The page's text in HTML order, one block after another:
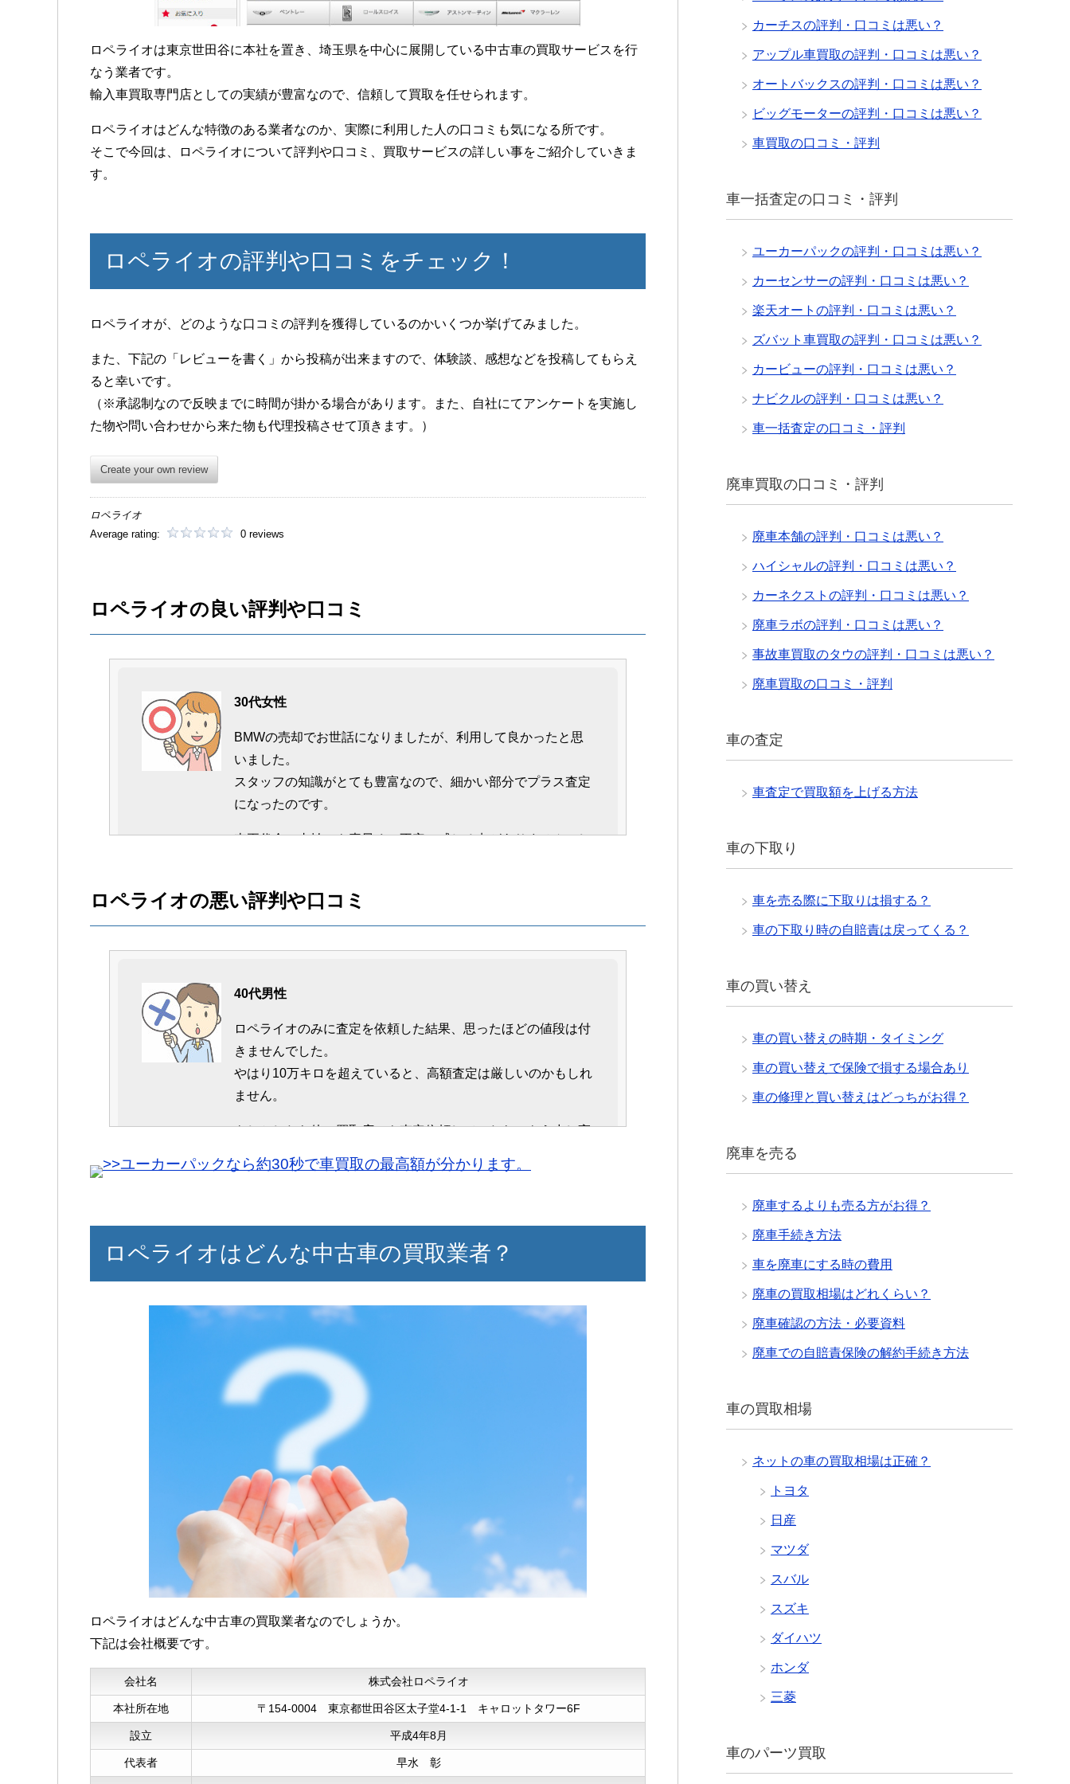
ロペライオは東京世田谷に本社を置き、埼玉県を中心に展開している中古車の買取サービスを行
なう業者です。
輸入車買取専門店としての実績が豊富なので、信頼して買取を任せられます。
ロペライオはどんな特徴のある業者なのか、実際に利用した人の口コミも気になる所です。
そこで今回は、ロペライオについて評判や口コミ、買取サービスの詳しい事をご紹介していきま
す。
ロペライオの評判や口コミをチェック！
ロペライオが、どのような口コミの評判を獲得しているのかいくつか挙げてみました。
また、下記の「レビューを書く」から投稿が出来ますので、体験談、感想などを投稿してもらえ
ると幸いです。
（※承認制なので反映までに時間が掛かる場合があります。また、自社にてアンケートを実施し
た物や問い合わせから来た物も代理投稿させて頂きます。）
Create your own review
ロペライオ
Average rating:
0 reviews
ロペライオの良い評判や口コミ
30代女性
BMWの売却でお世話になりましたが、利用して良かったと思
いました。
スタッフの知識がとても豊富なので、細かい部分でプラス査定
になったのです。
車両代金の支払いも素早く、不安に感じる点がありませんでし
イントだと思います。
40代男性
希少価値の高いグレードやオプションなどにも知識があるの
で、プラス査定をしてもらえました。
高級輸入車でも全く問題なく対応してもらえたので、信頼出来
る買取店だと思います。
のことはあるなと感じました。
スピード査定をお願いしたら、ストレスなく取引が出来まし
車屋独特の入りにくさというものがなく、足を運びやすかった
です。
査定も長く待たされる事もなく、接客も素晴らしいので感動し
友人もロペライオで買い替えをしていると言っていましたが、
確かにまた利用したくなる買取店だと感じます。
50代女性
買い替えを検討していたのですが、全体の流れがスムーズで滞
りなく進められました。
次に購入したい車の事についても教えてもらえて助かります。
とにかくスタッフの接客がしっかりしていて、安心感があると
思いました。
女性の利用も全く問題ないくらい丁寧なので、周りにも勧めた
ロペライオの悪い評判や口コミ
40代男性
ロペライオのみに査定を依頼した結果、思ったほどの値段は付
きませんでした。
やはり10万キロを超えていると、高額査定は厳しいのかもしれ
ません。
もしかしたら他の買取店にも査定依頼していたら、もう少し高
ただ、ロペライオも精一杯、対応してくれました。
>>ユーカーパックなら約30秒で車買取の最高額が分かります。
ロペライオはどんな中古車の買取業者？
ロペライオはどんな中古車の買取業者なのでしょうか。
下記は会社概要です。
会社名 株式会社ロペライオ
本社所在地 〒154-0004 東京都世田谷区太子堂4-1-1 キャロットタワー6F
設立 平成4年8月
代表者 早水 彰
カーチスの評判・口コミは悪い？
アップル車買取の評判・口コミは悪い？
オートバックスの評判・口コミは悪い？
ビッグモーターの評判・口コミは悪い？
車買取の口コミ・評判
車一括査定の口コミ・評判
ユーカーパックの評判・口コミは悪い？
カーセンサーの評判・口コミは悪い？
楽天オートの評判・口コミは悪い？
ズバット車買取の評判・口コミは悪い？
カービューの評判・口コミは悪い？
ナビクルの評判・口コミは悪い？
車一括査定の口コミ・評判
廃車買取の口コミ・評判
廃車本舗の評判・口コミは悪い？
ハイシャルの評判・口コミは悪い？
カーネクストの評判・口コミは悪い？
廃車ラボの評判・口コミは悪い？
事故車買取のタウの評判・口コミは悪い？
廃車買取の口コミ・評判
車の査定
車査定で買取額を上げる方法
車の下取り
車を売る際に下取りは損する？
車の下取り時の自賠責は戻ってくる？
車の買い替え
車の買い替えの時期・タイミング
車の買い替えで保険で損する場合あり
車の修理と買い替えはどっちがお得？
廃車を売る
廃車するよりも売る方がお得？
廃車手続き方法
車を廃車にする時の費用
廃車の買取相場はどれくらい？
廃車確認の方法・必要資料
廃車での自賠責保険の解約手続き方法
車の買取相場
ネットの車の買取相場は正確？
トヨタ
日産
マツダ
スバル
スズキ
ダイハツ
ホンダ
三菱
車のパーツ買取